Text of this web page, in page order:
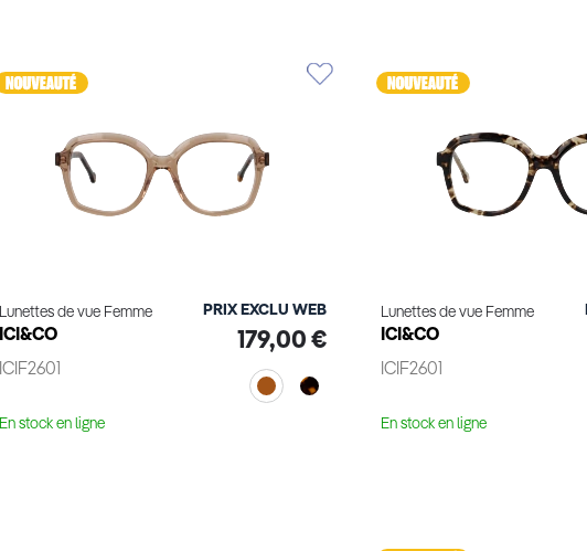
Lunettes de vue Femme
ICI&CO
ICIF2601
PRIX EXCLU WEB
179,00 €
En stock en ligne
Lunettes de vue Femme
ICI&CO
ICIF2601
En stock en ligne